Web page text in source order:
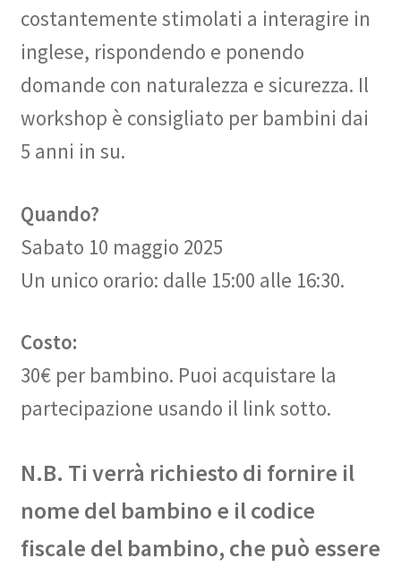
costantemente stimolati a interagire in
inglese, rispondendo e ponendo
domande con naturalezza e sicurezza. Il
workshop è consigliato per bambini dai
5 anni in su.
Quando?
Sabato 10 maggio 2025
Un unico orario: dalle 15:00 alle 16:30.
Costo:
30€ per bambino. Puoi acquistare la
partecipazione usando il link sotto.
N.B. Ti verrà richiesto di fornire il
nome del bambino e il codice
fiscale del bambino, che può essere